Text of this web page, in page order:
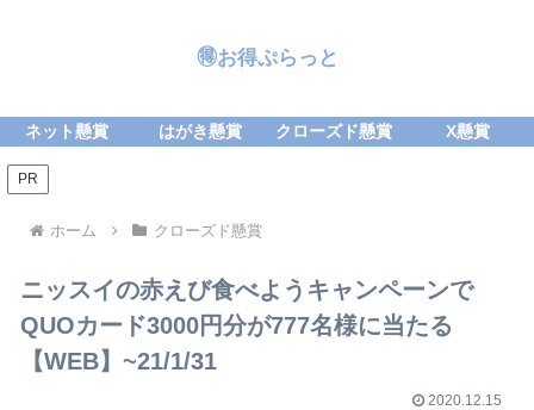
🉐お得ぷらっと
ネット懸賞 はがき懸賞 クローズド懸賞 X懸賞
PR
ホーム クローズド懸賞
ニッスイの赤えび食べようキャンペーンで
QUOカード3000円分が777名様に当たる
【WEB】~21/1/31
2020.12.15